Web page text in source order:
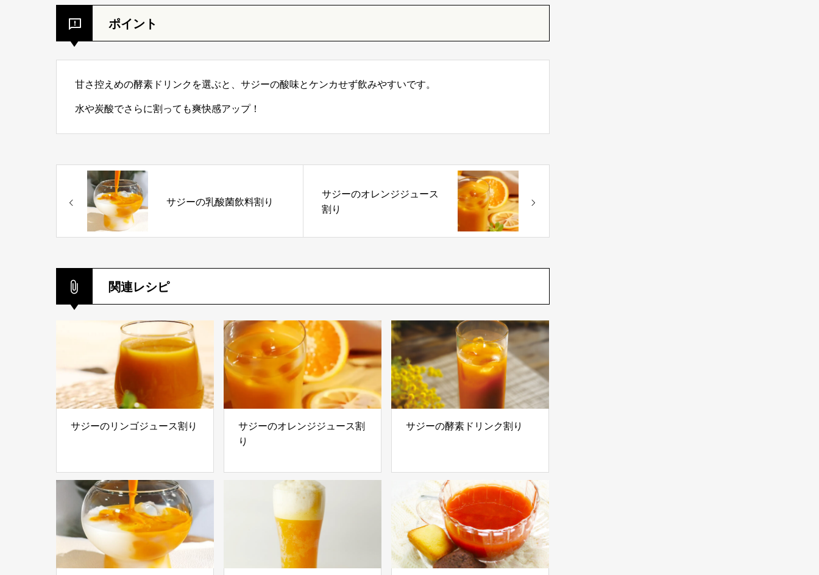
ポイント
甘さ控えめの酵素ドリンクを選ぶと、サジーの酸味とケンカせず飲みやすいです。
水や炭酸でさらに割っても爽快感アップ！
サジーの乳酸菌飲料割り
サジーのオレンジジュース
割り
関連レシピ
サジーのリンゴジュース割り
サジーのオレンジジュース割
り
サジーの酵素ドリンク割り